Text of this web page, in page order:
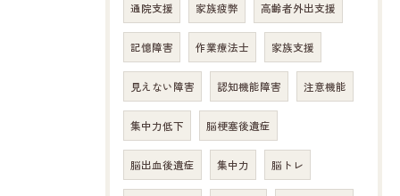
通院支援 家族疲弊 高齢者外出支援
記憶障害 作業療法士 家族支援
見えない障害 認知機能障害 注意機能
集中力低下 脳梗塞後遺症
脳出血後遺症 集中力 脳トレ
お問い合わせはこちら